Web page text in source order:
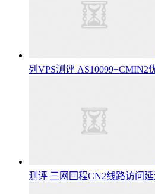
列VPS测评 AS10099+CMIN2
测评 三网回程CN2线路访问